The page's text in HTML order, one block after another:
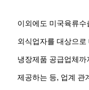
이외에도 미국육류
외식업자를 대상으
냉장제품 공급업체
제공하는 등, 업계 관